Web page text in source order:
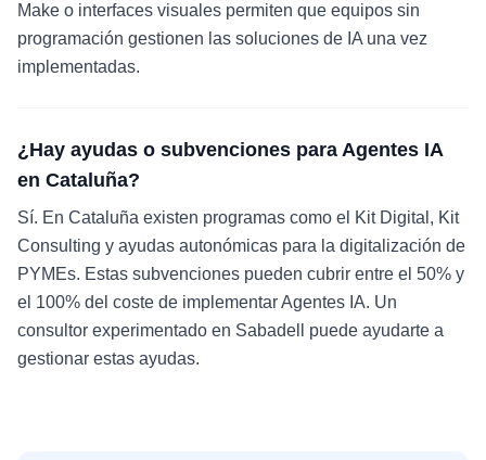
Make o interfaces visuales permiten que equipos sin
programación gestionen las soluciones de IA una vez
implementadas.
¿Hay ayudas o subvenciones para Agentes IA
en Cataluña?
Sí. En Cataluña existen programas como el Kit Digital, Kit
Consulting y ayudas autonómicas para la digitalización de
PYMEs. Estas subvenciones pueden cubrir entre el 50% y
el 100% del coste de implementar Agentes IA. Un
consultor experimentado en Sabadell puede ayudarte a
gestionar estas ayudas.